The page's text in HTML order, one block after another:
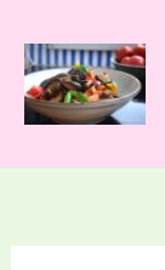
content